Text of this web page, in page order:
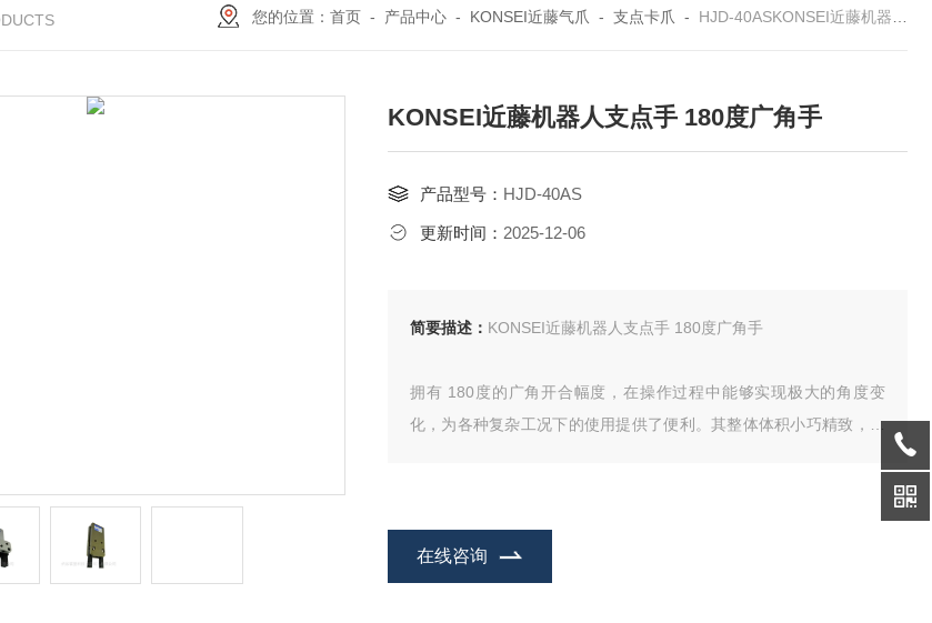
您的位置： 首页- 产品中心- KONSEI近藤气爪 - 支点卡爪 - HJD-40ASKONSEI近藤机器人支点手 180度广角手
KONSEI近藤机器人支点手 180度广角手
产品型号： HJD-40AS
更新时间： 2025-12-06
简要描述： KONSEI近藤机器人支点手 180度广角手
拥有 180度的广角开合幅度，在操作过程中能够实现极大的角度变
化，为各种复杂工况下的使用提供了便利。其整体体积小巧精致，却
在线咨询